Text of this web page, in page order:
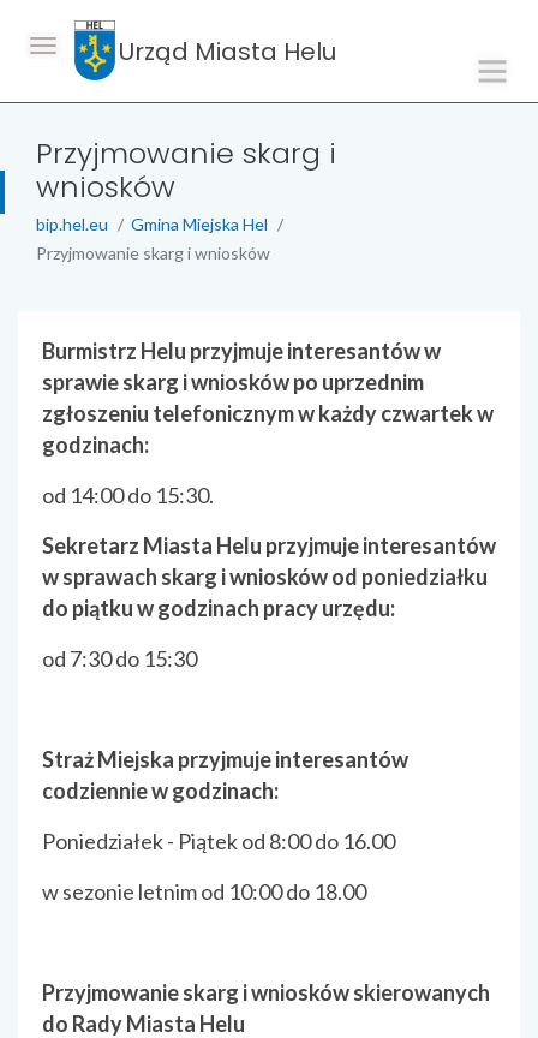
Urząd Miasta Helu
Przyjmowanie skarg i
wniosków
bip.hel.eu
Gmina Miejska Hel
Przyjmowanie skarg i wniosków
Burmistrz Helu przyjmuje interesantów w
sprawie skarg i wniosków po uprzednim
zgłoszeniu telefonicznym w każdy czwartek w
godzinach:
od 14:00 do 15:30.
Sekretarz Miasta Helu przyjmuje interesantów
w sprawach skarg i wniosków od poniedziałku
do piątku w godzinach pracy urzędu:
od 7:30 do 15:30
Straż Miejska przyjmuje interesantów
codziennie w godzinach:
Poniedziałek - Piątek od 8:00 do 16.00
w sezonie letnim od 10:00 do 18.00
Przyjmowanie skarg i wniosków skierowanych
do Rady Miasta Helu